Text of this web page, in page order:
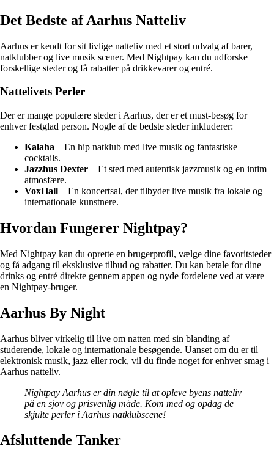
Det Bedste af Aarhus Natteliv
Aarhus er kendt for sit livlige natteliv med et stort udvalg af barer,
natklubber og live musik scener. Med Nightpay kan du udforske
forskellige steder og få rabatter på drikkevarer og entré.
Nattelivets Perler
Der er mange populære steder i Aarhus, der er et must-besøg for
enhver festglad person. Nogle af de bedste steder inkluderer:
Kalaha – En hip natklub med live musik og fantastiske
cocktails.
Jazzhus Dexter – Et sted med autentisk jazzmusik og en intim
atmosfære.
VoxHall – En koncertsal, der tilbyder live musik fra lokale og
internationale kunstnere.
Hvordan Fungerer Nightpay?
Med Nightpay kan du oprette en brugerprofil, vælge dine favoritsteder
og få adgang til eksklusive tilbud og rabatter. Du kan betale for dine
drinks og entré direkte gennem appen og nyde fordelene ved at være
en Nightpay-bruger.
Aarhus By Night
Aarhus bliver virkelig til live om natten med sin blanding af
studerende, lokale og internationale besøgende. Uanset om du er til
elektronisk musik, jazz eller rock, vil du finde noget for enhver smag i
Aarhus natteliv.
Nightpay Aarhus er din nøgle til at opleve byens natteliv
på en sjov og prisvenlig måde. Kom med og opdag de
skjulte perler i Aarhus natklubscene!
Afsluttende Tanker